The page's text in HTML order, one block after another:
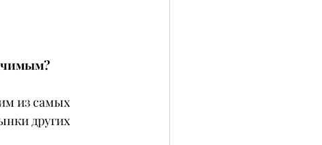
из самых
других